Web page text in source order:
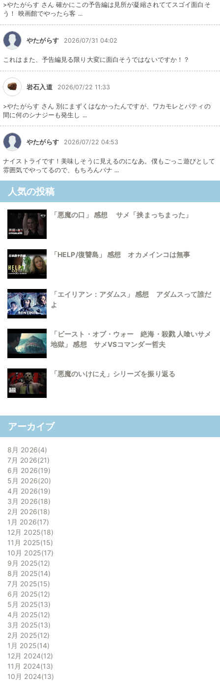
>やたがらす さん 確かにこの予告編は見所が凝縮されててスゴイ面白そ
う！ 映画館でやったら客 ...
やたがらす 2026/07/31 04:02
これはまた、予告編見る限り大変に面白そうではないですか！？
岩石入道 2026/07/22 11:33
>やたがらす さん 別にまずくはなかったんですが、ワカモレとパティの
間に何のシナジーも発生し ...
やたがらす 2026/07/22 04:53
ナイストライです！美味しそうに見えるのになあ。僕もごっこ遊びとして
雰囲気でやってるので、もちろんバナ ...
人気の投稿
「悪魔の口」 感想 サメ「挟まっちまった」
「HELP/復讐島」 感想 オカメインコは無事
「エイリアン：アダムス」 感想 アダムスって誰だ
よ
「ビースト・オブ・ウォー 絶海・殺戮 人喰いサメ
地獄」 感想 サメVSコマンダー哲夫
「悪魔のいけにえ」シリーズを振り返る
アーカイブ
8月 2026 4
7月 2026 21
6月 2026 19
5月 2026 20
4月 2026 19
3月 2026 18
2月 2026 18
1月 2026 17
12月 2025 18
11月 2025 15
10月 2025 17
9月 2025 12
8月 2025 14
7月 2025 15
6月 2025 12
5月 2025 13
4月 2025 12
3月 2025 13
2月 2025 12
1月 2025 14
12月 2024 12
11月 2024 13
10月 2024 13